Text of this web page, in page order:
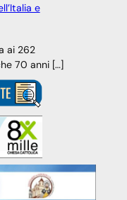
e
ai 262
70 anni […]